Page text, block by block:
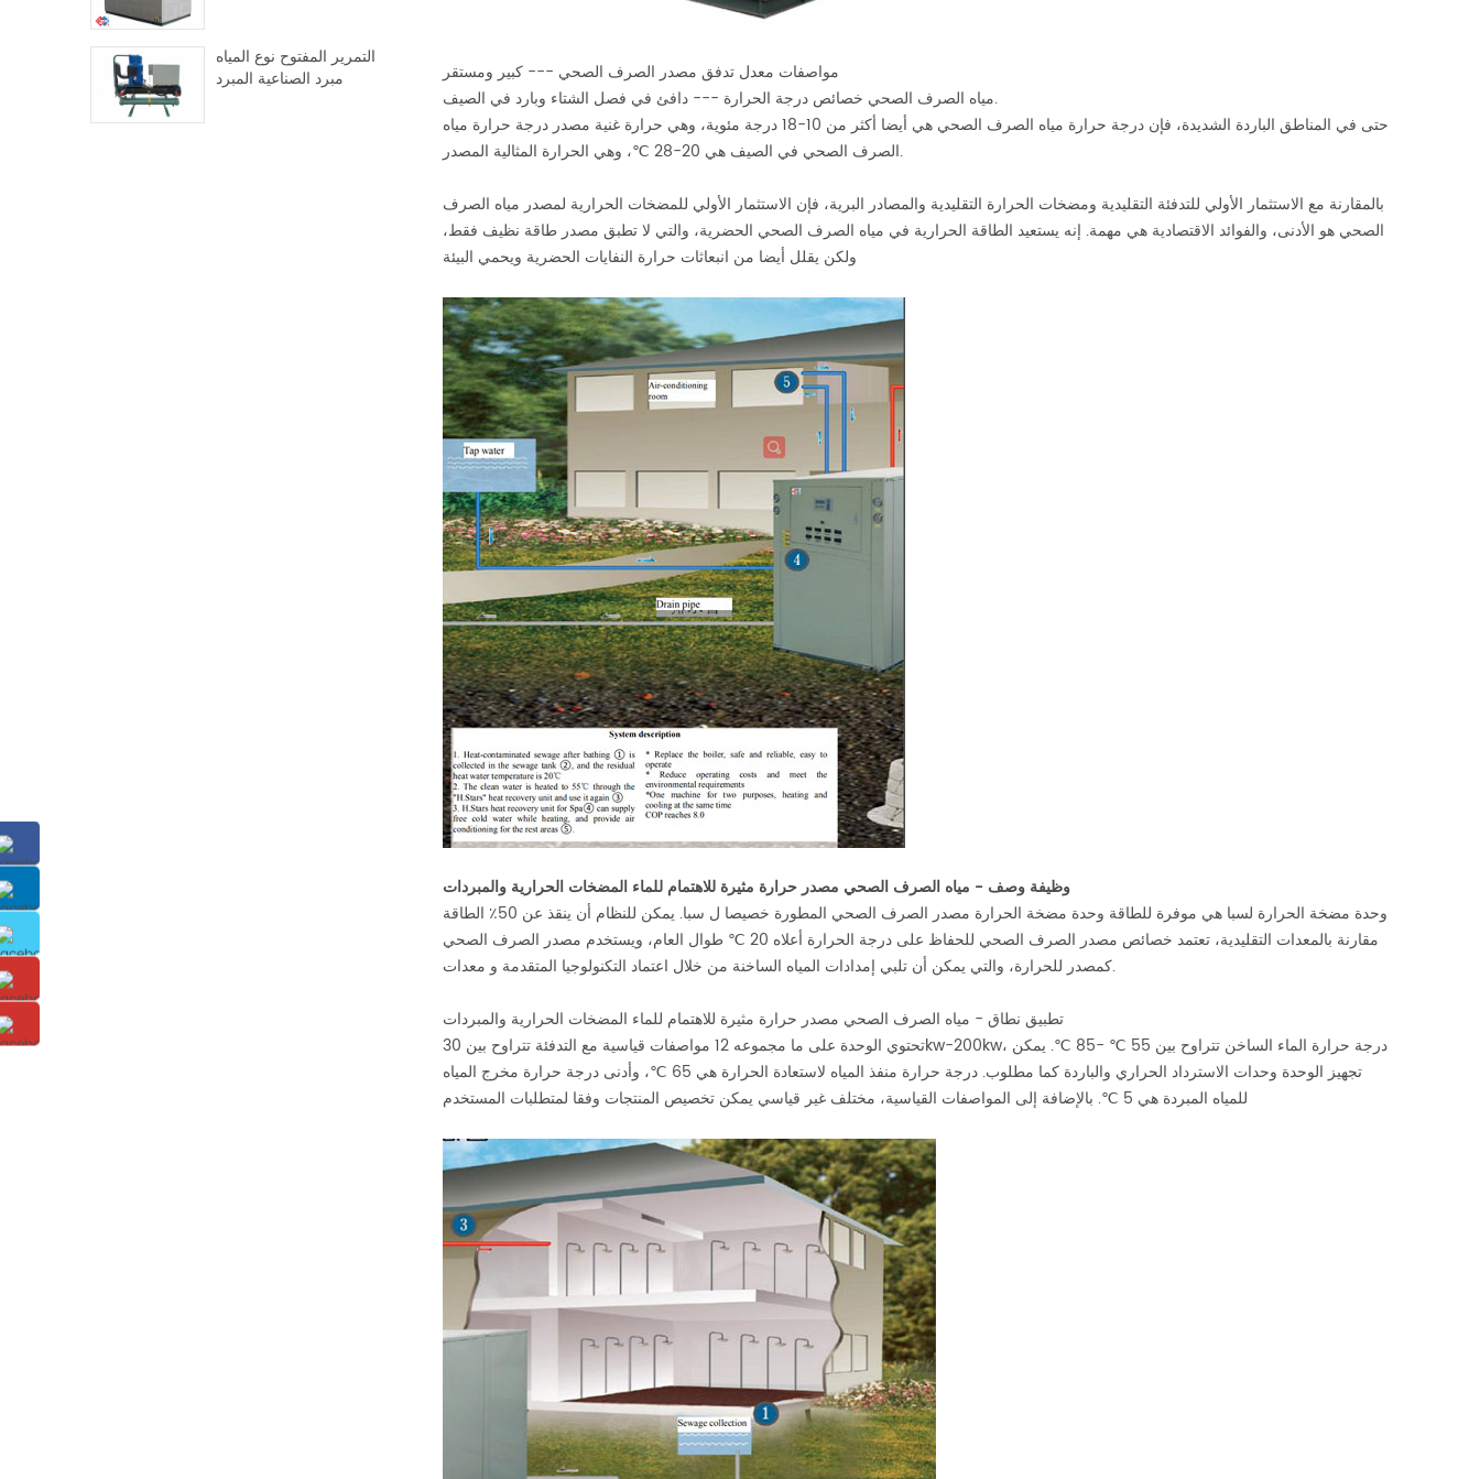
مواصفات معدل تدفق مصدر الصرف الصحي --- كبير ومستقر
مياه الصرف الصحي خصائص درجة الحرارة --- دافئ في فصل الشتاء وبارد في الصيف.
حتى في المناطق الباردة الشديدة، فإن درجة حرارة مياه الصرف الصحي هي أيضا أكثر من 10-18 درجة مئوية، وهي حرارة غنية مصدر درجة حرارة مياه
الصرف الصحي في الصيف هي 20-28 ℃، وهي الحرارة المثالية المصدر.
بالمقارنة مع الاستثمار الأولي للتدفئة التقليدية ومضخات الحرارة التقليدية والمصادر البرية، فإن الاستثمار الأولي للمضخات الحرارية لمصدر مياه الصرف
الصحي هو الأدنى، والفوائد الاقتصادية هي مهمة. إنه يستعيد الطاقة الحرارية في مياه الصرف الصحي الحضرية، والتي لا تطبق مصدر طاقة نظيف فقط،
ولكن يقلل أيضا من انبعاثات حرارة النفايات الحضرية ويحمي البيئة
وظيفة وصف - مياه الصرف الصحي مصدر حرارة مثيرة للاهتمام للماء المضخات الحرارية والمبردات
وحدة مضخة الحرارة لسبا هي موفرة للطاقة وحدة مضخة الحرارة مصدر الصرف الصحي المطورة خصيصا ل سبا. يمكن للنظام أن ينقذ عن 50٪ الطاقة
مقارنة بالمعدات التقليدية، تعتمد خصائص مصدر الصرف الصحي للحفاظ على درجة الحرارة أعلاه 20 ℃ طوال العام، ويستخدم مصدر الصرف الصحي
كمصدر للحرارة، والتي يمكن أن تلبي إمدادات المياه الساخنة من خلال اعتماد التكنولوجيا المتقدمة و معدات.
تطبيق نطاق - مياه الصرف الصحي مصدر حرارة مثيرة للاهتمام للماء المضخات الحرارية والمبردات
تحتوي الوحدة على ما مجموعه 12 مواصفات قياسية مع التدفئة تتراوح بين 30kw-200kw، درجة حرارة الماء الساخن تتراوح بين 55 ℃ -85 ℃. يمكن
تجهيز الوحدة وحدات الاسترداد الحراري والباردة كما مطلوب. درجة حرارة منفذ المياه لاستعادة الحرارة هي 65 ℃، وأدنى درجة حرارة مخرج المياه
للمياه المبردة هي 5 ℃. بالإضافة إلى المواصفات القياسية، مختلف غير قياسي يمكن تخصيص المنتجات وفقا لمتطلبات المستخدم
التمرير المفتوح نوع المياه
مبرد الصناعية المبرد